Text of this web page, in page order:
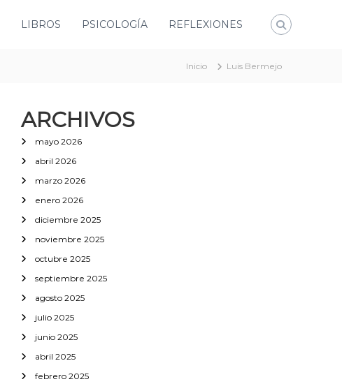
LIBROS PSICOLOGÍA REFLEXIONES
Inicio Luis Bermejo
ARCHIVOS
mayo 2026
abril 2026
marzo 2026
enero 2026
diciembre 2025
noviembre 2025
octubre 2025
septiembre 2025
agosto 2025
julio 2025
junio 2025
abril 2025
febrero 2025